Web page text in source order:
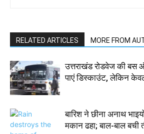
RELATED ARTICLES MORE FROM
उत्तराखंड रोडवेज की
पाएं डिस्काउंट, लेकिन
बारिश ने छीना अनाथ
मकान ढहा; बाल-बाल बची